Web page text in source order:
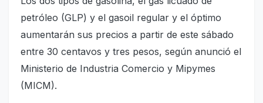
petróleo (GLP) y el gasoil regular y el óptimo
aumentarán sus precios a partir de este sábado
entre 30 centavos y tres pesos, según anunció el
Ministerio de Industria Comercio y Mipymes
(MICM).